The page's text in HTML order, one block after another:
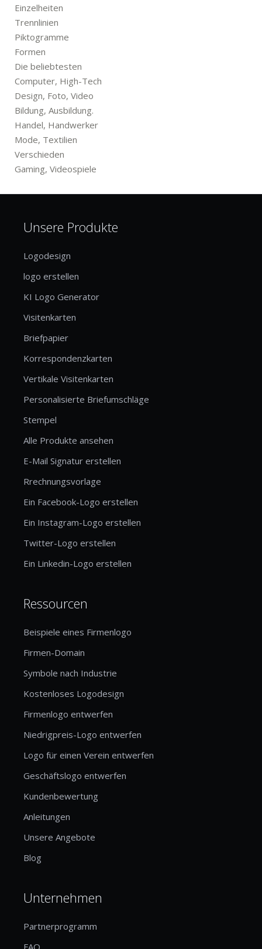
Einzelheiten
Trennlinien
Piktogramme
Formen
Die beliebtesten
Computer, High-Tech
Design, Foto, Video
Bildung, Ausbildung.
Handel, Handwerker
Mode, Textilien
Verschieden
Gaming, Videospiele
Unsere Produkte
Logodesign
logo erstellen
KI Logo Generator
Visitenkarten
Briefpapier
Korrespondenzkarten
Vertikale Visitenkarten
Personalisierte Briefumschläge
Stempel
Alle Produkte ansehen
E-Mail Signatur erstellen
Rrechnungsvorlage
Ein Facebook-Logo erstellen
Ein Instagram-Logo erstellen
Twitter-Logo erstellen
Ein Linkedin-Logo erstellen
Ressourcen
Beispiele eines Firmenlogo
Firmen-Domain
Symbole nach Industrie
Kostenloses Logodesign
Firmenlogo entwerfen
Niedrigpreis-Logo entwerfen
Logo für einen Verein entwerfen
Geschäftslogo entwerfen
Kundenbewertung
Anleitungen
Unsere Angebote
Blog
Unternehmen
Partnerprogramm